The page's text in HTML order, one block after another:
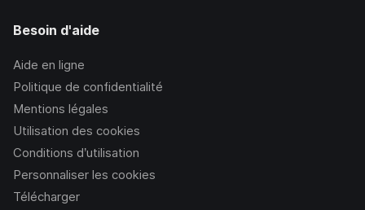
Besoin d'aide
Aide en ligne
Politique de confidentialité
Mentions légales
Utilisation des cookies
Conditions d’utilisation
Personnaliser les cookies
Télécharger